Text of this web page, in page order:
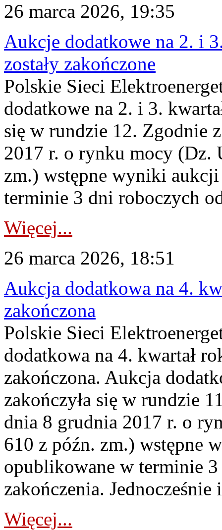
26 marca 2026, 19:35
Aukcje dodatkowe na 2. i
zostały zakończone
Polskie Sieci
dodatkowe na 2. i 3.
się w rundzie 12. Zgodnie
2017 r. o rynku mocy (Dz.
zm.) wstępne wyniki
terminie 3 dni roboczych
Więcej...
26 marca 2026, 18:51
Aukcja dodatkowa na 4.
zakończona
Polskie Sieci
dodatkowa na 4. kwartał
zakończona. Aukcja
zakończyła się w rundzie
dnia 8 grudnia 2017 r. o
610 z późn. zm.) wstępne
opublikowane w terminie
zakończenia.
Więcej...